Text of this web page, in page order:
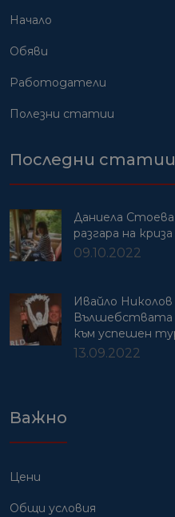
Начало
Обяви
Работодатели
Полезни статии
Последни статии
Даниела Стоева
разгара на криза
09.10.2022
Ивайло Николов
Вълшебствата
към успешен
13.09.2022
Важно
Цени
Общи условия